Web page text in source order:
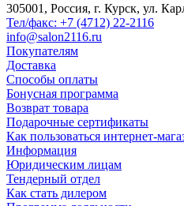
305001, Россия, г. Курск, ул.
Тел/факс: +7 (4712) 22-2116
info@salon2116.ru
Покупателям
Доставка
Способы оплаты
Бонусная программа
Возврат товара
Подарочные сертификаты
Как пользоваться интернет-
Информация
Юридическим лицам
Тендерный отдел
Как стать дилером